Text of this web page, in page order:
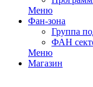
Меню
Фан-зона
Группа
ФАН
Меню
Магазин